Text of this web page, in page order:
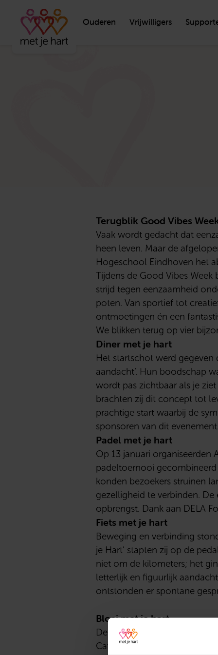
Ouderen Vrijwilligers
Terugblik Good Vibes
Vaak wordt gedacht dat
heen leven. Maar de
Hogeschool Eindhoven het
Tijdens de Good Vibes
strijd tegen eenzaamheid
poten. Van sportief tot
ontmoetingen én een
We blikken terug op vier
Diner met je hart
Het startschot werd
aandacht’. Hun boodschap
wordt pas zichtbaar als je
brachten zij dit concept tot
prachtige start waarbij de
sponsoren van dit evenement.
Padel met je hart
Op 13 januari organiseerden
padeltoernooi
konden bezoekers struinen
gezelligheid te verbinden.
opbrengst. Dank aan DELA
Fiets met je hart
Beweging en verbinding
je Hart’ stapten zij op de
niet om de kilometers; het
letterlijk en figuurlijk
ontstonden er spontane
Bloei met je hart
De week werd kleurrijk
Café ’t Rozenknopje.